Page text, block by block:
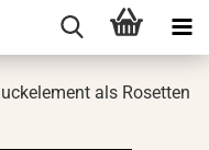
als Ro­set­ten